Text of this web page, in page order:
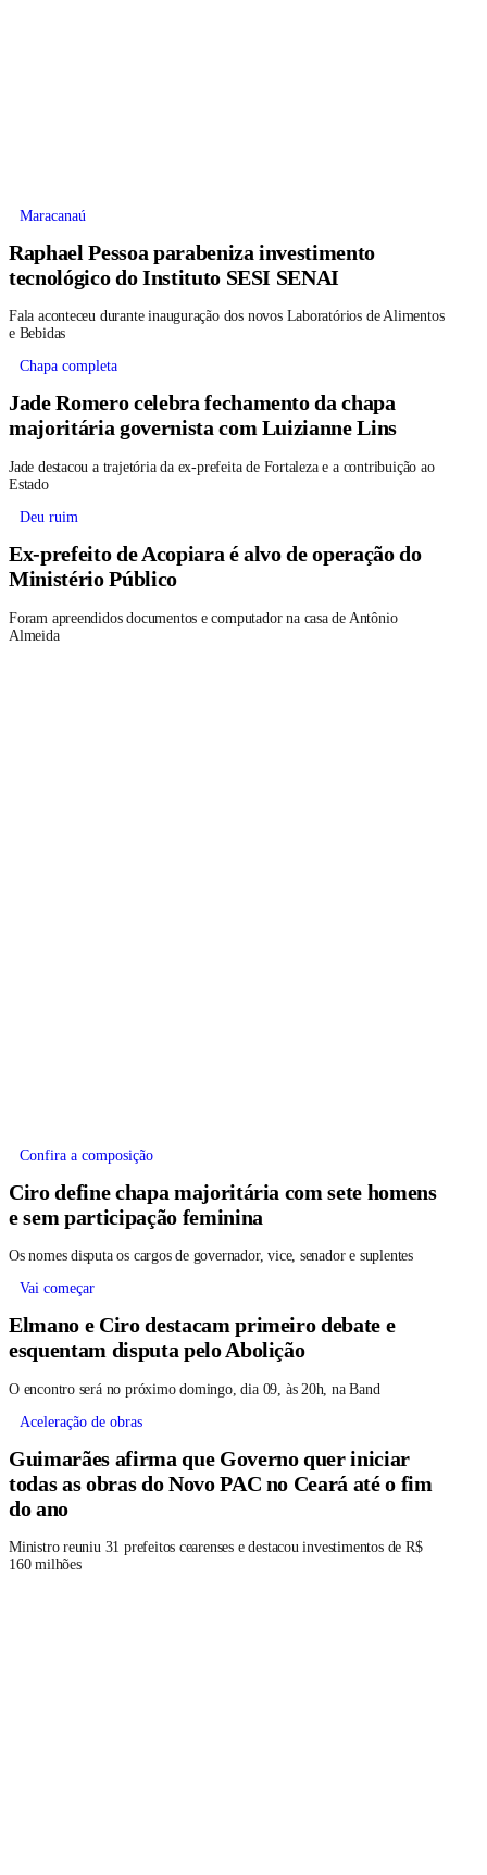
Maracanaú
Raphael Pessoa parabeniza investimento
tecnológico do Instituto SESI SENAI
Fala aconteceu durante inauguração dos novos Laboratórios de Alimentos
e Bebidas
Chapa completa
Jade Romero celebra fechamento da chapa
majoritária governista com Luizianne Lins
Jade destacou a trajetória da ex-prefeita de Fortaleza e a contribuição ao
Estado
Deu ruim
Ex-prefeito de Acopiara é alvo de operação do
Ministério Público
Foram apreendidos documentos e computador na casa de Antônio
Almeida
Confira a composição
Ciro define chapa majoritária com sete homens
e sem participação feminina
Os nomes disputa os cargos de governador, vice, senador e suplentes
Vai começar
Elmano e Ciro destacam primeiro debate e
esquentam disputa pelo Abolição
O encontro será no próximo domingo, dia 09, às 20h, na Band
Aceleração de obras
Guimarães afirma que Governo quer iniciar
todas as obras do Novo PAC no Ceará até o fim
do ano
Ministro reuniu 31 prefeitos cearenses e destacou investimentos de R$
160 milhões